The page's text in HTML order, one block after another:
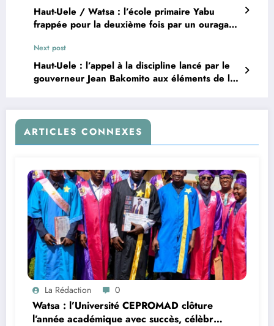
Haut-Uele / Watsa : l’école primaire Yabu
frappée pour la deuxième fois par un ouragan
Next post
Haut-Uele : l’appel à la discipline lancé par le
gouverneur Jean Bakomito aux éléments de la
ARTICLES CONNEXES
La Rédaction 0
Watsa : l’Université CEPROMAD clôture
l’année académique avec succès, célèbre